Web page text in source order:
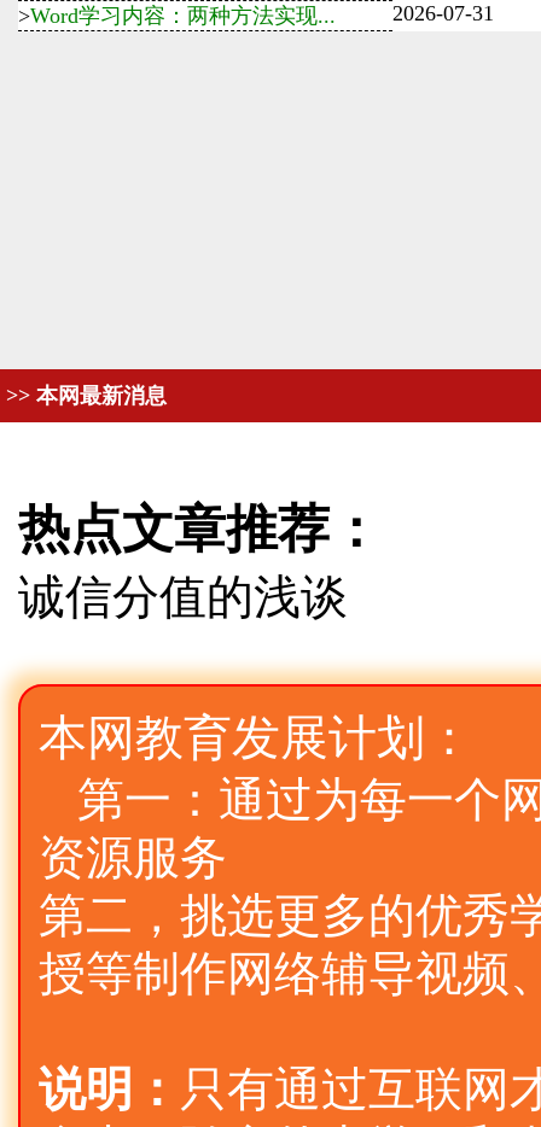
>Word学习内容：两种方法实现... 2026-07-31
>> 本网最新消息
热点文章推荐：
诚信分值的浅谈
本网教育发展计划：
第一：通过为每一个
资源服务
第二，挑选更多的优秀
授等制作网络辅导视频
说明： 只有通过互联网